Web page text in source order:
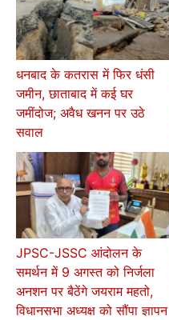
धनबाद के कतरास में फिर धंसी
जमीन, छाताबाद में कई घर
जमींदोज; अवैध खनन पर उठे
सवाल
JPSC-JSSC आंदोलन के
समर्थन में 9 अगस्त को निर्जला
अनशन पर बैठेंगे जयराम महतो,
विधानसभा अध्यक्ष को सौंपा ज्ञापन